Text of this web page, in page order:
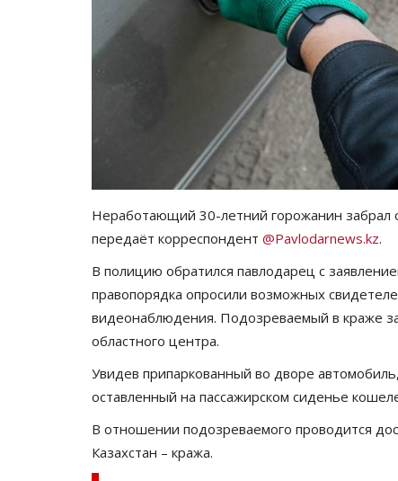
Неработающий 30-летний горожанин забрал
передаёт корреспондент @Pavlodarnews.kz.
В полицию обратился павлодарец с
правопорядка опросили возможных
видеонаблюдения. Подозреваемый в краже
областного центра.
Увидев припаркованный во дворе
оставленный на пассажирском сиденье
В отношении подозреваемого проводится
Казахстан – кража.